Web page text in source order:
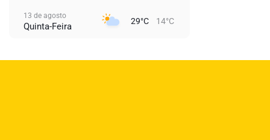
13 de agosto
Quinta-Feira 29°C 14°C